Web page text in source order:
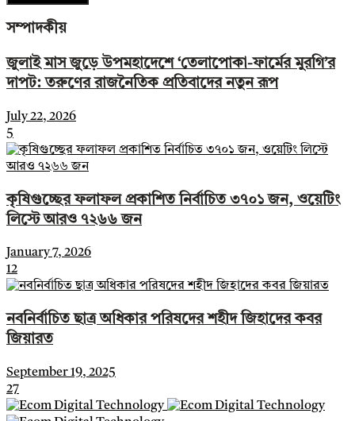
সম্পাদকীয়
জুলাই মাস জুড়ে উপমহাদেশে ‘তেলাপোকা-ফার্মের মুরগি’র
দাপট: তরুণের রাজনৈতিক প্রতিবাদের নতুন রূপ
July 22, 2026
5
কৃষিগুচ্ছের ফলাফল প্রকাশিত নির্বাচিত ৩৭০১ জন, ওয়েটিং
লিস্টে আরও ৭২৬৬ জন
January 7, 2026
12
নবনির্বাচিত ছাত্র অধিকার পরিষদের শহীদ জিহাদের কবর
জিয়ারত
September 19, 2025
27